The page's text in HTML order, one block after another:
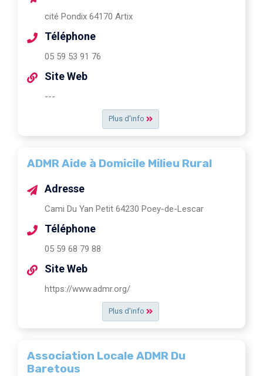
Plus d'info
cité Pondix 64170 Artix
Téléphone
05 59 53 91 76
Site Web
---
ADMR Aide à Domicile Milieu Rural
Plus d'info
Adresse
Cami Du Yan Petit 64230 Poey-de-Lescar
Téléphone
05 59 68 79 88
Site Web
https://www.admr.org/
Association Locale ADMR Du
Baretous